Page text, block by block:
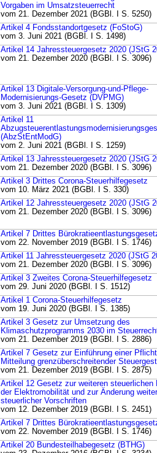
Vorgaben im Umsatzsteuerrecht
vom 21. Dezember 2021 (BGBl. I S. 5250)
Artikel 4 Fondsstandortgesetz (FoStoG)
vom 3. Juni 2021 (BGBl. I S. 1498)
Artikel 14 Jahressteuergesetz 2020 (JStG
vom 21. Dezember 2020 (BGBl. I S. 3096)
Artikel 13 Digitale-Versorgung-und-Pflege-
Modernisierungs-Gesetz (DVPMG)
vom 3. Juni 2021 (BGBl. I S. 1309)
Artikel 11
(AbzStEntModG)
vom 2. Juni 2021 (BGBl. I S. 1259)
Artikel 13 Jahressteuergesetz 2020 (JStG
vom 21. Dezember 2020 (BGBl. I S. 3096)
Artikel 3 Drittes Corona-Steuerhilfegesetz
vom 10. März 2021 (BGBl. I S. 330)
Artikel 12 Jahressteuergesetz 2020 (JStG
vom 21. Dezember 2020 (BGBl. I S. 3096)
Artikel 7 Drittes
vom 22. November 2019 (BGBl. I S. 1746)
Artikel 11 Jahressteuergesetz 2020 (JStG
vom 21. Dezember 2020 (BGBl. I S. 3096)
Artikel 3 Zweites Corona-Steuerhilfegesetz
vom 29. Juni 2020 (BGBl. I S. 1512)
Artikel 1 Corona-Steuerhilfegesetz
vom 19. Juni 2020 (BGBl. I S. 1385)
Artikel 3 Gesetz zur Umsetzung des
Klimaschutzprogramms 2030 im
vom 21. Dezember 2019 (BGBl. I S. 2886)
Artikel 7 Gesetz zur Einführung einer
Mitteilung grenzüberschreitender
vom 21. Dezember 2019 (BGBl. I S. 2875)
Artikel 12 Gesetz zur weiteren steuerlichen
der Elektromobilität und zur Änderung
steuerlicher Vorschriften
vom 12. Dezember 2019 (BGBl. I S. 2451)
Artikel 7 Drittes
vom 22. November 2019 (BGBl. I S. 1746)
Artikel 20 Bundesteilhabegesetz (BTHG)